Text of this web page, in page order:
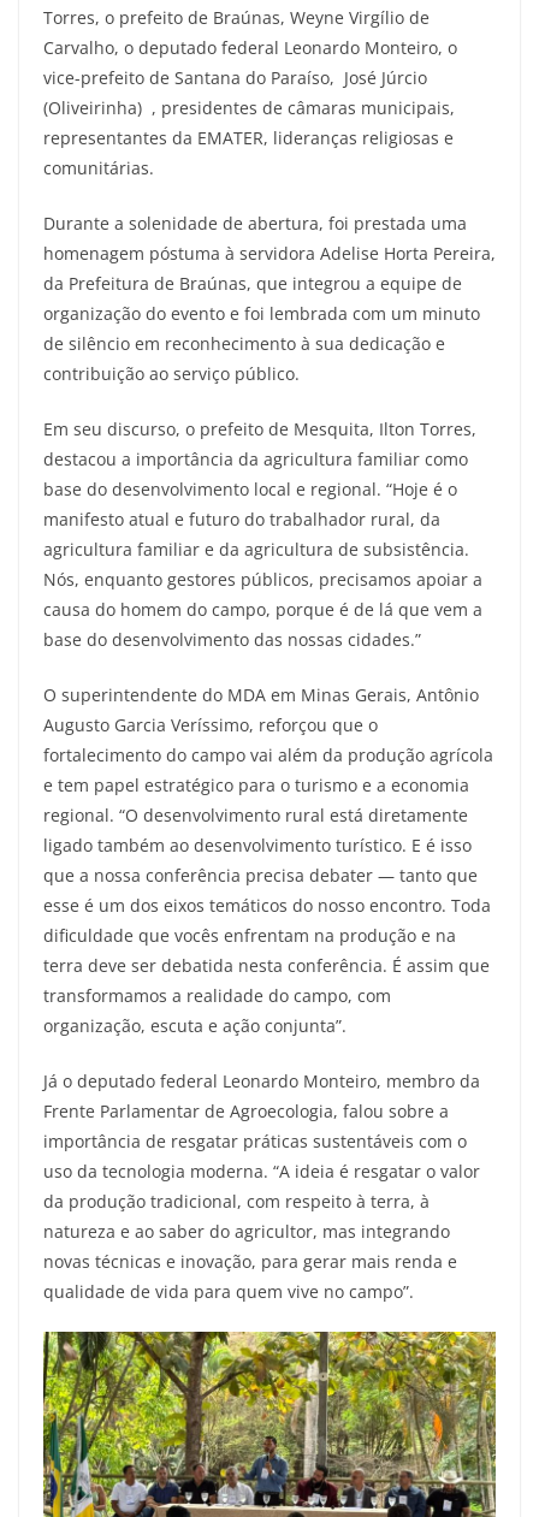
Torres, o prefeito de Braúnas, Weyne Virgílio de
Carvalho, o deputado federal Leonardo Monteiro, o
vice-prefeito de Santana do Paraíso, José Júrcio
(Oliveirinha) , presidentes de câmaras municipais,
representantes da EMATER, lideranças religiosas e
comunitárias.
Durante a solenidade de abertura, foi prestada uma
homenagem póstuma à servidora Adelise Horta Pereira,
da Prefeitura de Braúnas, que integrou a equipe de
organização do evento e foi lembrada com um minuto
de silêncio em reconhecimento à sua dedicação e
contribuição ao serviço público.
Em seu discurso, o prefeito de Mesquita, Ilton Torres,
destacou a importância da agricultura familiar como
base do desenvolvimento local e regional. “Hoje é o
manifesto atual e futuro do trabalhador rural, da
agricultura familiar e da agricultura de subsistência.
Nós, enquanto gestores públicos, precisamos apoiar a
causa do homem do campo, porque é de lá que vem a
base do desenvolvimento das nossas cidades.”
O superintendente do MDA em Minas Gerais, Antônio
Augusto Garcia Veríssimo, reforçou que o
fortalecimento do campo vai além da produção agrícola
e tem papel estratégico para o turismo e a economia
regional. “O desenvolvimento rural está diretamente
ligado também ao desenvolvimento turístico. E é isso
que a nossa conferência precisa debater — tanto que
esse é um dos eixos temáticos do nosso encontro. Toda
dificuldade que vocês enfrentam na produção e na
terra deve ser debatida nesta conferência. É assim que
transformamos a realidade do campo, com
organização, escuta e ação conjunta”.
Já o deputado federal Leonardo Monteiro, membro da
Frente Parlamentar de Agroecologia, falou sobre a
importância de resgatar práticas sustentáveis com o
uso da tecnologia moderna. “A ideia é resgatar o valor
da produção tradicional, com respeito à terra, à
natureza e ao saber do agricultor, mas integrando
novas técnicas e inovação, para gerar mais renda e
qualidade de vida para quem vive no campo”.